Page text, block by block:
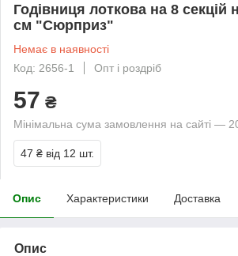
Годівниця лоткова на 8 секцій
см "Сюрприз"
Немає в наявності
Код: 2656-1
Опт і роздріб
57 ₴
Мінімальна сума замовлення на сайті —
47 ₴ від 12 шт.
Опис Характеристики Доставка
Опис